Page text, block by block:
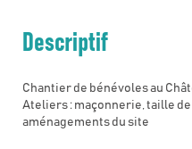
Descriptif
Chantier de bénévoles au
Ateliers : maçonnerie, taille
aménagements du site